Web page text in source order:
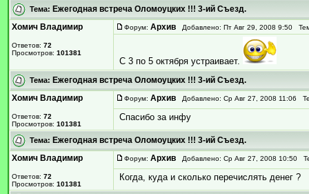
Тема: Ежегодная встреча Оломоуцких !!! 3-ий Съезд.
Хомич Владимир
Ответов: 72
Просмотров: 101381
Форум: Архив Добавлено: Пт Авг 29, 2008 9:50
C 3 по 5 октября устраивает.
Тема: Ежегодная встреча Оломоуцких !!! 3-ий Съезд.
Хомич Владимир
Ответов: 72
Просмотров: 101381
Форум: Архив Добавлено: Ср Авг 27, 2008 11:06
Спасибо за инфу
Тема: Ежегодная встреча Оломоуцких !!! 3-ий Съезд.
Хомич Владимир
Ответов: 72
Просмотров: 101381
Форум: Архив Добавлено: Ср Авг 27, 2008 10:50
Когда, куда и сколько перечислять денег ?